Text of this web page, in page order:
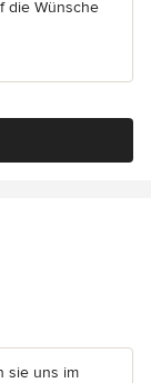
die Wünsche
sie uns im